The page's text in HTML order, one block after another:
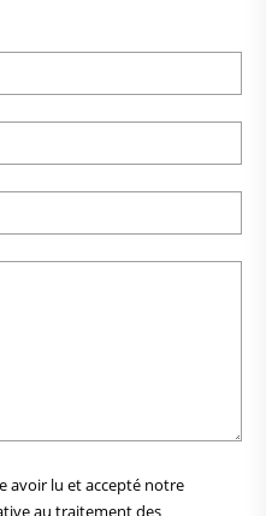
avoir lu et accepté notre